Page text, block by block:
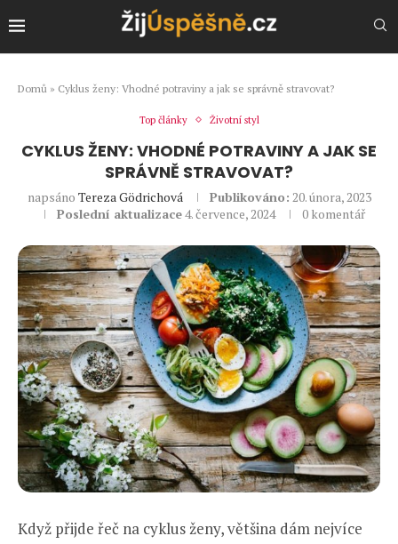
Domů » Cyklus ženy: Vhodné potraviny a jak se správně stravovat?
Top články Životní styl
CYKLUS ŽENY: VHODNÉ POTRAVINY A JAK SE
SPRÁVNĚ STRAVOVAT?
napsáno Tereza Gödrichová Publikováno: 20. února, 2023
Poslední aktualizace4. července, 2024 0 komentář
Když přijde řeč na cyklus ženy, většina dám nejvíce